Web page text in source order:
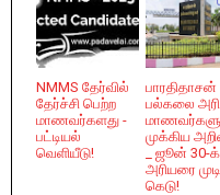
NMMS தேர்வில்
தேர்ச்சி பெற்ற
மாணவர்களது -
பட்டியல்
வெளியீடு!
பாரதிதாசன்
பல்கலை
முக்கிய
_ ஜூன் 30-
அரியரை
கெடு!